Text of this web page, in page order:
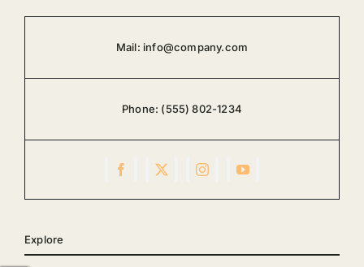
Mail: info@company.com
Phone: (555) 802-1234
Explore